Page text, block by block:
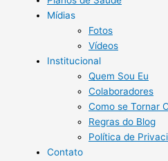
Mídias
Fotos
Vídeos
Institucional
Quem Sou Eu
Colaboradores
Como se Tornar
Regras do Blog
Política de
Contato